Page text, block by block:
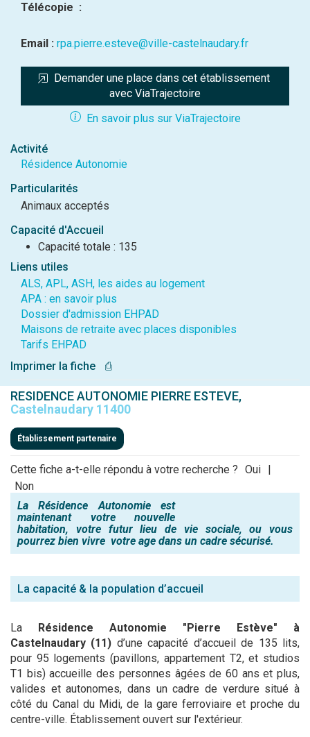
Télécopie :
Email : rpa.pierre.esteve@ville-castelnaudary.fr
Demander une place dans cet établissement
avec ViaTrajectoire
En savoir plus sur ViaTrajectoire
Activité
Résidence Autonomie
Particularités
Animaux acceptés
Capacité d'Accueil
Capacité totale : 135
Liens utiles
ALS, APL, ASH, les aides au logement
APA : en savoir plus
Dossier d'admission EHPAD
Maisons de retraite avec places disponibles
Tarifs EHPAD
Imprimer la fiche
⎙
RESIDENCE AUTONOMIE PIERRE ESTEVE,
Castelnaudary 11400
Établissement partenaire
Cette fiche a-t-elle répondu à votre recherche ? Oui |
Non
La Résidence Autonomie est
maintenant votre nouvelle
habitation, votre futur lieu de vie sociale, ou vous
pourrez bien vivre votre age dans un cadre sécurisé.
La capacité & la population d’accueil
La Résidence Autonomie "Pierre Estève" à
Castelnaudary (11) d’une capacité d’accueil de 135 lits,
pour 95 logements (pavillons, appartement T2, et studios
T1 bis) accueille des personnes âgées de 60 ans et plus,
valides et autonomes, dans un cadre de verdure situé à
côté du Canal du Midi, de la gare ferroviaire et proche du
centre-ville. Établissement ouvert sur l'extérieur.